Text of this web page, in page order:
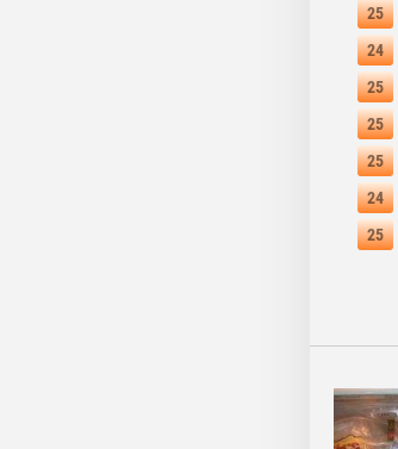
25
24
25
25
25
24
25